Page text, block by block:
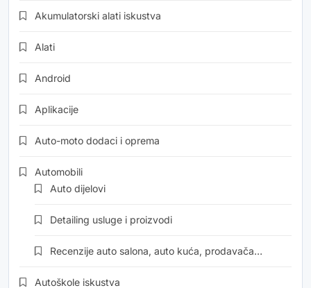
Akumulatorski alati iskustva
Alati
Android
Aplikacije
Auto-moto dodaci i oprema
Automobili
Auto dijelovi
Detailing usluge i proizvodi
Recenzije auto salona, auto kuća, prodavača…
Autoškole iskustva